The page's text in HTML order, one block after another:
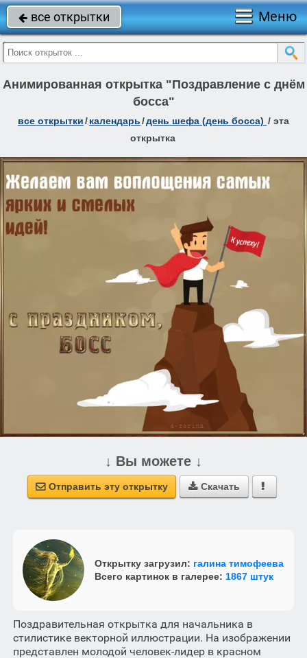
 все открытки Меню
Анимированная открытка "Поздравление с днём
босса"
все открытки/календарь/день шефа (день босса) / эта
открытка
↓ Вы можете ↓
 Отправить эту открытку  Скачать 
Открытку загрузил: галина тимофеева
Всего картинок в галерее: 1867 штук
Поздравительная открытка для начальника в
стилистике векторной иллюстрации. На изображении
представлен молодой человек-лидер в красном